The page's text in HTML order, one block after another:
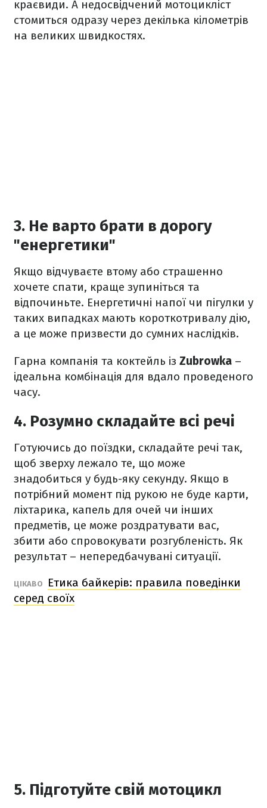
краєвиди. А недосвідчений мотоцикліст
стомиться одразу через декілька кілометрів
на великих швидкостях.
3. Не варто брати в дорогу
"енергетики"
Якщо відчуваєте втому або страшенно
хочете спати, краще зупиніться та
відпочиньте. Енергетичні напої чи пігулки у
таких випадках мають короткотривалу дію,
а це може призвести до сумних наслідків.
Гарна компанія та коктейль із Zubrowka –
ідеальна комбінація для вдало проведеного
часу.
4. Розумно складайте всі речі
Готуючись до поїздки, складайте речі так,
щоб зверху лежало те, що може
знадобиться у будь-яку секунду. Якщо в
потрібний момент під рукою не буде карти,
ліхтарика, капель для очей чи інших
предметів, це може роздратувати вас,
збити або спровокувати розгубленість. Як
результат – непередбачувані ситуації.
ЦІКАВО
Етика байкерів: правила поведінки
серед своїх
5. Підготуйте свій мотоцикл